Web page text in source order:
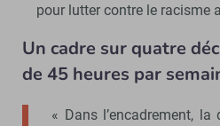
pour lutter contre le racisme
Un cadre sur quatre
de 45 heures par
« Dans l’encadrement,